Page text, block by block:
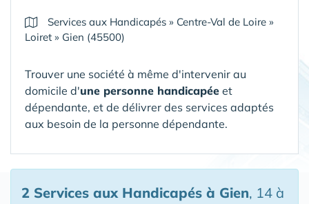
Services aux Handicapés » Centre-Val de Loire »
Loiret » Gien (45500)
Trouver une société à même d'intervenir au
domicile d'une personne handicapée et
dépendante, et de délivrer des services adaptés
aux besoin de la personne dépendante.
2 Services aux Handicapés à Gien, 14 à